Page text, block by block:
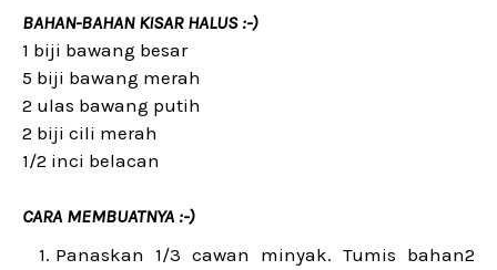
BAHAN-BAHAN KISAR HALUS :-)
1 biji bawang besar
5 biji bawang merah
2 ulas bawang putih
2 biji cili merah
1/2 inci belacan
CARA MEMBUATNYA :-)
Panaskan 1/3 cawan minyak. Tumis bahan2